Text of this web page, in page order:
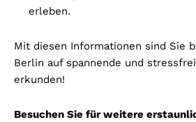
erleben.
Mit diesen Informationen sind Sie
Berlin auf spannende und
erkunden!
Besuchen Sie für weitere